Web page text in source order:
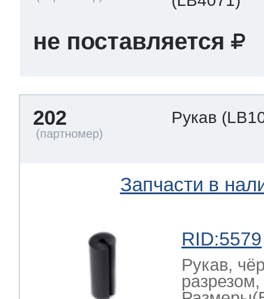
не поставляется
202 Рукав
Запчасти в
RID:5579
Рукав,